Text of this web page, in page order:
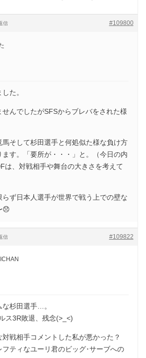
#109800
信
た。
んでしたがSFSからブレバをされた様
馬そして杉田選手と何処似た様な負け方
ます。「要所が・・・」と。（今日の内
は、対戦相手や舞台の大きさを考えて
らず日本人選手が世界で戦う上での壁な
😞
#109822
信
杉田選手…。
ス3R敗退、残念(>_<)
戦相手コメントした私が悪かった？
フティなユーリ君のビッグ･サーブへの